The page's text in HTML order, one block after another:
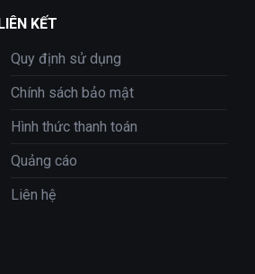
KẾT
Quy định sử dụng
Chính sách bảo mật
Hình thức thanh toán
Quảng cáo
Liên hệ